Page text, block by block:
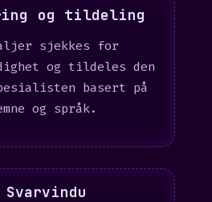
og tildeling
sjekkes for
og tildeles den
basert på
og språk.
Svarvindu